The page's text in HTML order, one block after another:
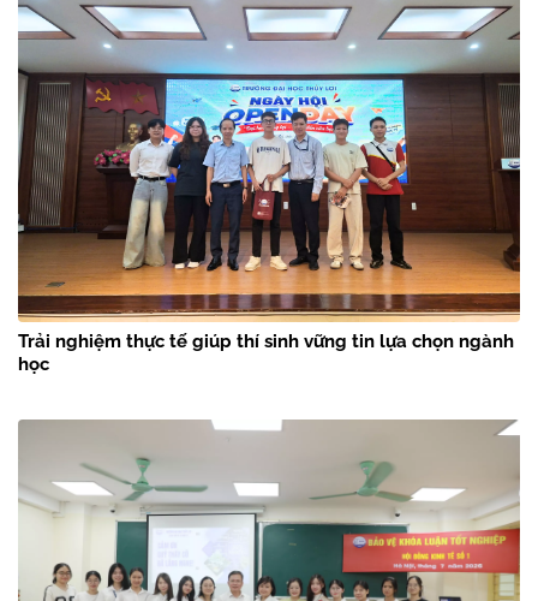
Trải nghiệm thực tế giúp thí sinh vững tin lựa chọn ngành
học